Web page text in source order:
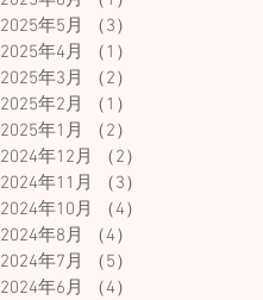
2025年5月
（3）
2025年4月
（1）
2025年3月
（2）
2025年2月
（1）
2025年1月
（2）
2024年12月
（2）
2024年11月
（3）
2024年10月
（4）
2024年8月
（4）
2024年7月
（5）
2024年6月
（4）